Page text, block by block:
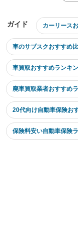
ガイド カーリース
車のサブスクおすすめ
車買取おすすめランキ
廃車買取業者おすすめ
20代向け自動車保険お
保険料安い自動車保険